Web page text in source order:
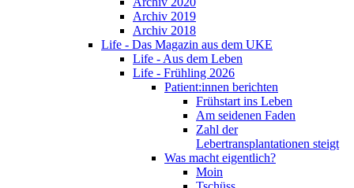
Archiv 2019
Archiv 2018
Life - Das Magazin aus dem UKE
Life - Aus dem Leben
Life - Frühling 2026
Patient:innen berichten
Frühstart ins Leben
Am seidenen Faden
Zahl der
Lebertransplantationen steigt
Was macht eigentlich?
Moin